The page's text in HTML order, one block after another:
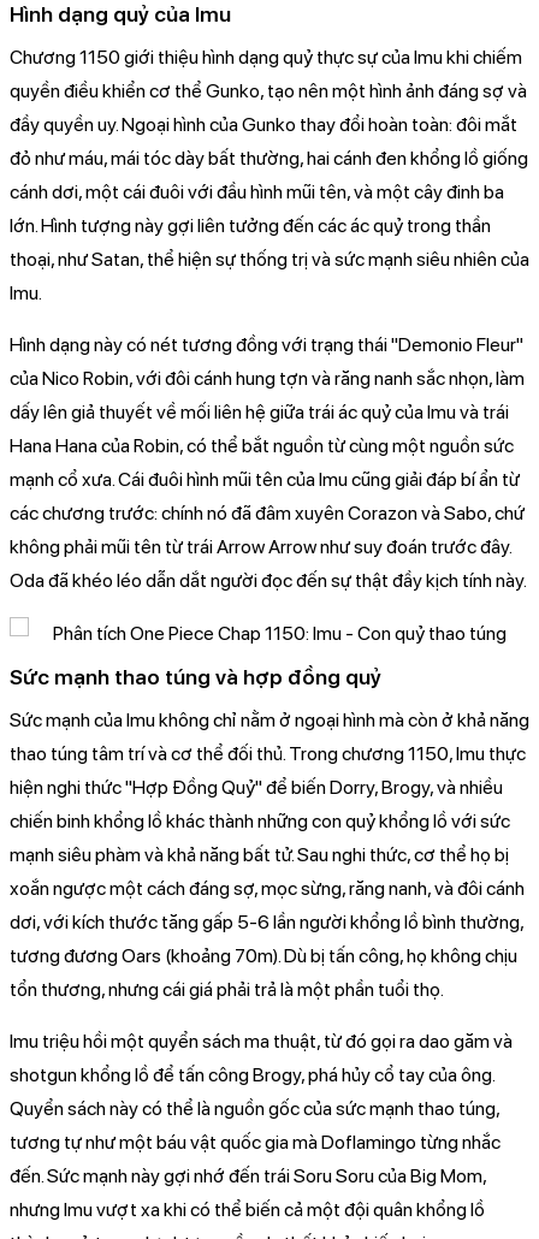
Hình dạng quỷ của Imu
Chương 1150 giới thiệu hình dạng quỷ thực sự của Imu khi chiếm
quyền điều khiển cơ thể Gunko, tạo nên một hình ảnh đáng sợ và
đầy quyền uy. Ngoại hình của Gunko thay đổi hoàn toàn: đôi mắt
đỏ như máu, mái tóc dày bất thường, hai cánh đen khổng lồ giống
cánh dơi, một cái đuôi với đầu hình mũi tên, và một cây đinh ba
lớn. Hình tượng này gợi liên tưởng đến các ác quỷ trong thần
thoại, như Satan, thể hiện sự thống trị và sức mạnh siêu nhiên của
Imu.
Hình dạng này có nét tương đồng với trạng thái "Demonio Fleur"
của Nico Robin, với đôi cánh hung tợn và răng nanh sắc nhọn, làm
dấy lên giả thuyết về mối liên hệ giữa trái ác quỷ của Imu và trái
Hana Hana của Robin, có thể bắt nguồn từ cùng một nguồn sức
mạnh cổ xưa. Cái đuôi hình mũi tên của Imu cũng giải đáp bí ẩn từ
các chương trước: chính nó đã đâm xuyên Corazon và Sabo, chứ
không phải mũi tên từ trái Arrow Arrow như suy đoán trước đây.
Oda đã khéo léo dẫn dắt người đọc đến sự thật đầy kịch tính này.
Sức mạnh thao túng và hợp đồng quỷ
Sức mạnh của Imu không chỉ nằm ở ngoại hình mà còn ở khả năng
thao túng tâm trí và cơ thể đối thủ. Trong chương 1150, Imu thực
hiện nghi thức "Hợp Đồng Quỷ" để biến Dorry, Brogy, và nhiều
chiến binh khổng lồ khác thành những con quỷ khổng lồ với sức
mạnh siêu phàm và khả năng bất tử. Sau nghi thức, cơ thể họ bị
xoắn ngược một cách đáng sợ, mọc sừng, răng nanh, và đôi cánh
dơi, với kích thước tăng gấp 5-6 lần người khổng lồ bình thường,
tương đương Oars (khoảng 70m). Dù bị tấn công, họ không chịu
tổn thương, nhưng cái giá phải trả là một phần tuổi thọ.
Imu triệu hồi một quyển sách ma thuật, từ đó gọi ra dao găm và
shotgun khổng lồ để tấn công Brogy, phá hủy cổ tay của ông.
Quyển sách này có thể là nguồn gốc của sức mạnh thao túng,
tương tự như một báu vật quốc gia mà Doflamingo từng nhắc
đến. Sức mạnh này gợi nhớ đến trái Soru Soru của Big Mom,
nhưng Imu vượt xa khi có thể biến cả một đội quân khổng lồ